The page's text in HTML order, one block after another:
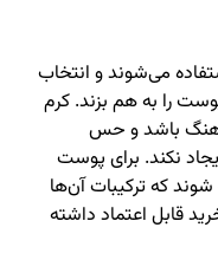
می‌شوند و انتخاب
را به هم بزند. کرم
باشد و حس
نکند. برای پوست
که ترکیبات آن‌ها
قابل اعتماد داشته